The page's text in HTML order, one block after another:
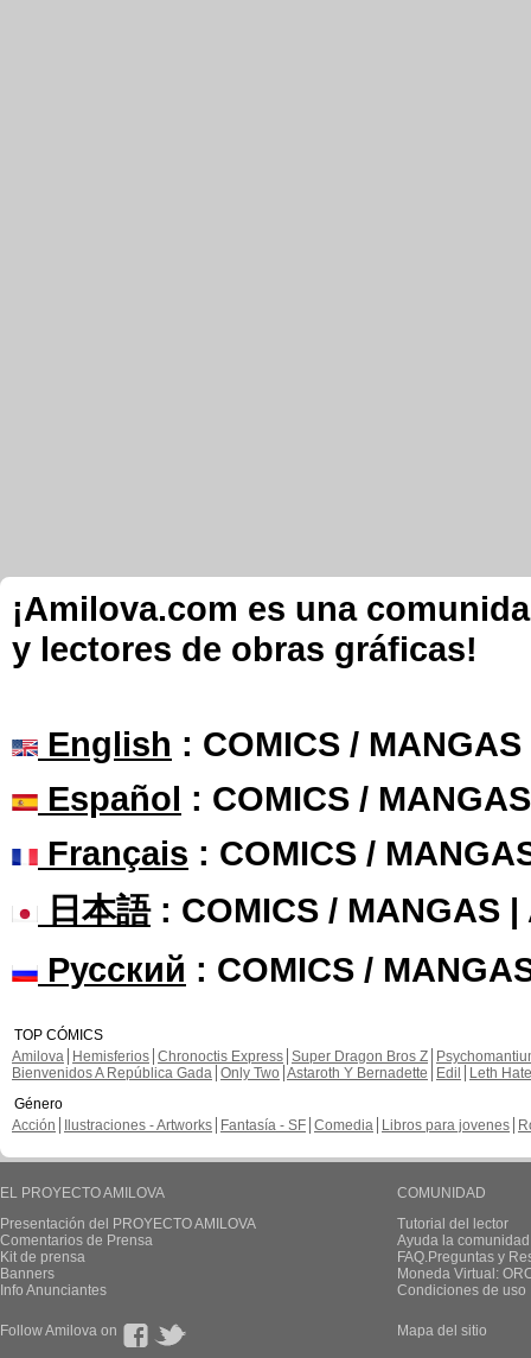
¡Amilova.com es una
y lectores de obras gráficas!
English : COMICS /
Español : COMICS /
Français : COMICS /
日本語: COMICS / MANGAS |
Русский : COMICS /
TOP CÓMICS
Amilova
Hemisferios Chronoctis Express Super Dragon Bros Z
Bienvenidos A República Gada Only Two Astaroth Y Bernadette Edil
Leth Hate
Género
Acción
Ilustraciones - Artworks Fantasía - SF Comedia Libros para jovenes
EL PROYECTO AMILOVA
Presentación del PROYECTO AMILOVA
Comentarios de Prensa
Kit de prensa
Banners
Info Anunciantes
COMUNIDAD
Tutorial del lector
Ayuda la
FAQ.Preguntas y
Moneda Virtual:
Condiciones de uso
Follow Amilova on Mapa del sitio